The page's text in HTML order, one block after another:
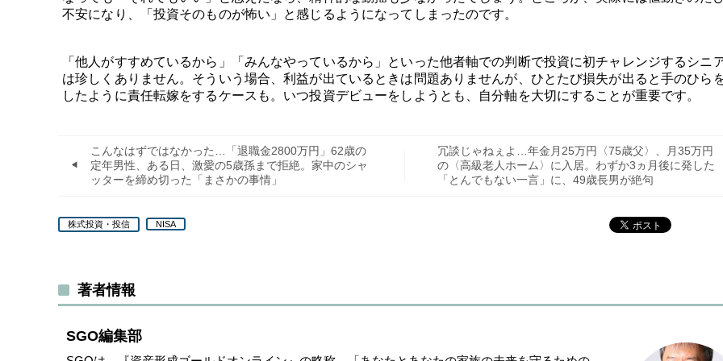
不安になり、「投資そのものが怖い」と感じるようになってしまったのです。
「他人がすすめているから」「みんなやっているから」といった他者軸での判断で投資に初チャレンジするシニ
は珍しくありません。そういう場合、利益が出ているときは問題ありませんが、ひとたび損失が出ると手のひら
したように責任転嫁をするケースも。いつ投資デビューをしようとも、自分軸を大切にすることが重要です。
こんなはずではなかった…「退職金2800万円」62歳の
定年男性、ある日、激愛の5歳孫まで拒絶。家中のシャ
ッターを締め切った「まさかの事情」
冗談じゃねぇよ…年金月25万円〈75歳父〉、月35万円
の〈高級老人ホーム〉に入居。わずか3ヵ月後に発した
「とんでもない一言」に、49歳長男が絶句
株式投資・投信 NISA
著者情報
SGO編集部